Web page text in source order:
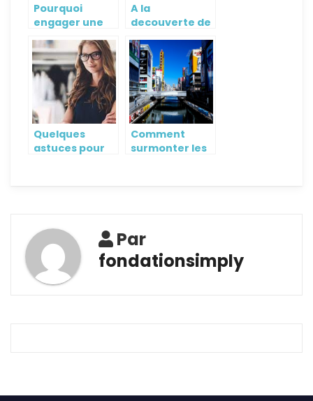
Pourquoi
engager une
referencement
naturel ?
A la
decouverte de
applications
web
Quelques
astuces pour
Comment
surmonter les
Par
fondationsimply